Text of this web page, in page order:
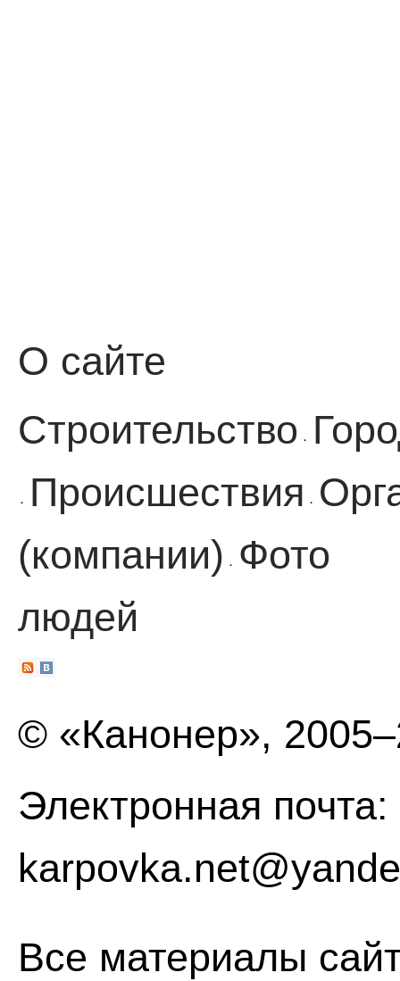
О сайте
Строительство ·
· Происшествия ·
(компании)
·
Фото
людей
© «Канонер»,
Электронная почта:
Все материалы